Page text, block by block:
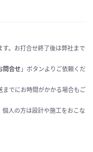
す。お打合せ終了後は弊社まで
問合せ 」ボタンよりご依頼くだ
でにお時間がかかる場合もご
人の方は設計や施工をおこな